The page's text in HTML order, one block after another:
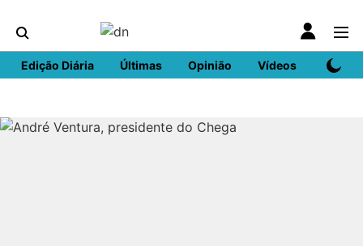
Edição Diária Últimas Opinião Vídeos DN